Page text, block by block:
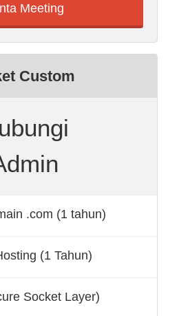
Meeting
Custom
.com (1 tahun)
(1 Tahun)
Socket Layer)